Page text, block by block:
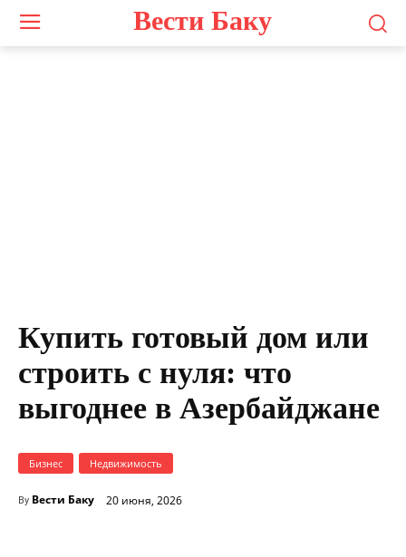
Вести Баку
Купить готовый дом или
строить с нуля: что
выгоднее в Азербайджане
Бизнес Недвижимость
By Вести Баку 20 июня, 2026